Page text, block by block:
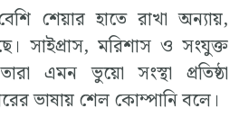
শেয়ার হাতে রাখা অন্যায়,
সাইপ্রাস, মরিশাস ও সংযুক্ত
এমন ভুয়ো সংস্থা প্রতিষ্ঠা
ভাষায় শেল কোম্পানি বলে।